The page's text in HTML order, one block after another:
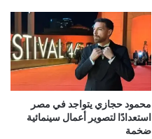
محمود حجازي يتواجد في مصر
استعدادًا لتصوير أعمال سينمائية
ضخمة